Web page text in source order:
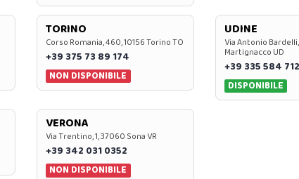
TORINO
Corso Romania, 460, 10156 Torino TO
+39 375 73 89 174
NON DISPONIBILE
UDINE
Via Antonio
Martignacco UD
+39 335 584
DISPONIBILE
VERONA
Via Trentino, 1, 37060 Sona VR
+39 342 031 0352
NON DISPONIBILE